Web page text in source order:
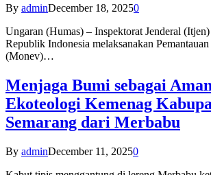
By adminDecember 18, 20250
Ungaran (Humas) – Inspektorat Jenderal
Republik Indonesia melaksanakan
(Monev)…
Menjaga Bumi sebagai
Ekoteologi Kemenag
Semarang dari Merbabu
By adminDecember 11, 20250